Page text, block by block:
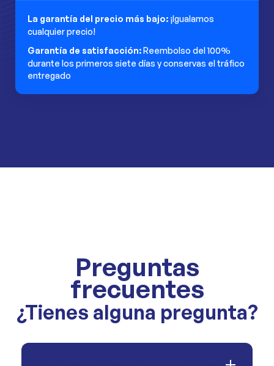
La garantía del precio más bajo: ¡Igualamos
cualquier precio!
Garantía de satisfacción:Reembolso del 100%
durante los primeros siete días y conservas el tráfico
entregado
Preguntas
frecuentes
¿Tienes alguna pregunta?